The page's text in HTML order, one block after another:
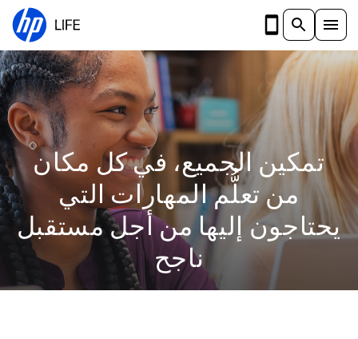
تخطي إلى المحتوى الرئيسي
تمكين الجميع، في كل مكان
من تعلُّم المهارات التي
يحتاجون إليها من أجل مستقبل
ناجح